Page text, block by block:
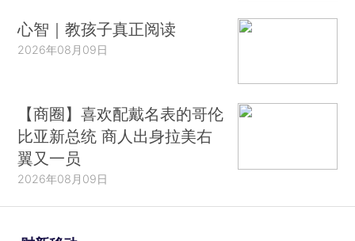
心智｜教孩子真正阅读
2026年08月09日
【商圈】喜欢配戴名表的哥伦
比亚新总统 商人出身拉美右
翼又一员
2026年08月09日